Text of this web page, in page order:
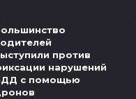
против
нарушений
с помощью